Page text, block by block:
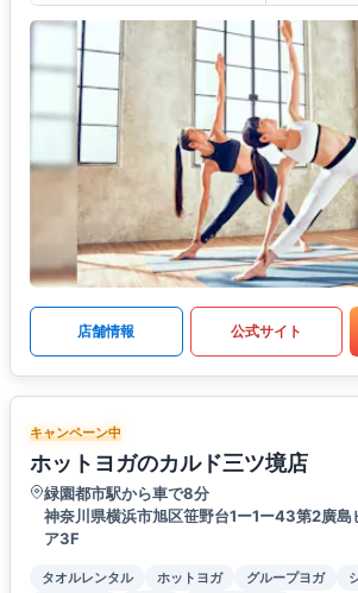
店舗情報 公式サイト
キャンペーン中
ホットヨガのカルド三ツ境店
緑園都市駅から車で8分
神奈川県横浜市旭区笹野台1ー1ー43第2廣島
ア3F
タオルレンタル ホットヨガ グループヨガ